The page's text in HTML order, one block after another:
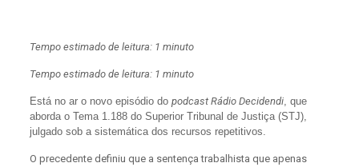
Tempo estimado de leitura: 1 minuto
Tempo estimado de leitura: 1 minuto
Está no ar o novo episódio do podcast Rádio Decidendi, que
aborda o Tema 1.188 do Superior Tribunal de Justiça (STJ),
julgado sob a sistemática dos recursos repetitivos.
O precedente definiu que a sentença trabalhista que apenas